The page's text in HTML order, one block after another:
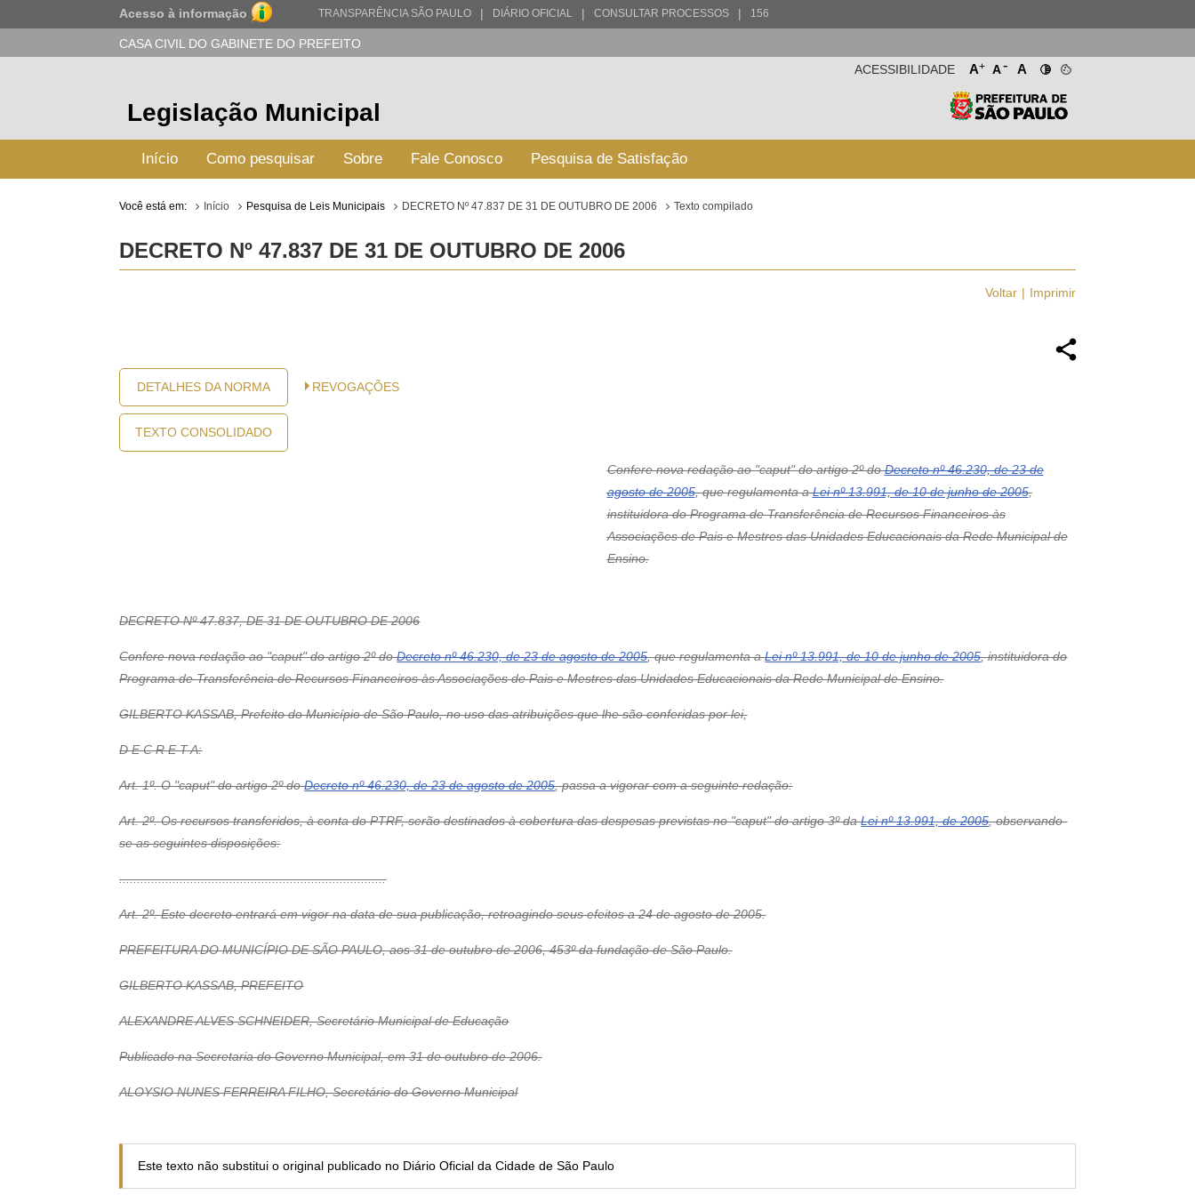
Acesso à informação TRANSPARÊNCIA SÃO PAULO | DIÁRIO OFICIAL | CONSULTAR PROCESSOS | 156
CASA CIVIL DO GABINETE DO PREFEITO
A+ A- A
ACESSIBILIDADE
Legislação Municipal
Início Como pesquisar Sobre Fale Conosco Pesquisa de Satisfação
Você está em: Início Pesquisa de Leis Municipais DECRETO Nº 47.837 DE 31 DE OUTUBRO DE 2006 Texto compilado
DECRETO Nº 47.837 DE 31 DE OUTUBRO DE 2006
Voltar Imprimir
DETALHES DA NORMA
TEXTO CONSOLIDADO
REVOGAÇÕES
Confere nova redação ao "caput" do artigo 2º doDecreto nº 46.230, de 23 de
agosto de 2005, que regulamenta aLei nº 13.991, de 10 de junho de 2005,
instituidora do Programa de Transferência de Recursos Financeiros às
Associações de Pais e Mestres das Unidades Educacionais da Rede Municipal de
Ensino.
DECRETO Nº 47.837, DE 31 DE OUTUBRO DE 2006
Confere nova redação ao "caput" do artigo 2º doDecreto nº 46.230, de 23 de agosto de 2005, que regulamenta aLei nº 13.991, de 10 de junho de 2005, instituidora do
Programa de Transferência de Recursos Financeiros às Associações de Pais e Mestres das Unidades Educacionais da Rede Municipal de Ensino.
GILBERTO KASSAB, Prefeito do Município de São Paulo, no uso das atribuições que lhe são conferidas por lei,
D E C R E T A:
Art. 1º. O "caput" do artigo 2º doDecreto nº 46.230, de 23 de agosto de 2005, passa a vigorar com a seguinte redação:
Art. 2º. Os recursos transferidos, à conta do PTRF, serão destinados à cobertura das despesas previstas no "caput" do artigo 3º daLei nº 13.991, de 2005, observando-
se as seguintes disposições:
...........................................................................
Art. 2º. Este decreto entrará em vigor na data de sua publicação, retroagindo seus efeitos a 24 de agosto de 2005.
PREFEITURA DO MUNICÍPIO DE SÃO PAULO, aos 31 de outubro de 2006, 453º da fundação de São Paulo.
GILBERTO KASSAB, PREFEITO
ALEXANDRE ALVES SCHNEIDER, Secretário Municipal de Educação
Publicado na Secretaria do Governo Municipal, em 31 de outubro de 2006.
ALOYSIO NUNES FERREIRA FILHO, Secretário do Governo Municipal
Este texto não substitui o original publicado no Diário Oficial da Cidade de São Paulo